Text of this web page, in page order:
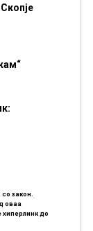
закон.
оваа
до